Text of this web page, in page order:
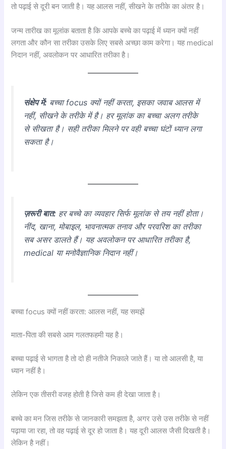
तो पढ़ाई से दूरी बन जाती है। यह आलस नहीं, सीखने के तरीके का अंतर है।
जन्म तारीख का मूलांक बताता है कि आपके बच्चे का पढ़ाई में ध्यान क्यों नहीं
लगता और कौन सा तरीका उसके लिए सबसे अच्छा काम करेगा। यह medical
निदान नहीं, अवलोकन पर आधारित तरीका है।
संक्षेप में: बच्चा focus क्यों नहीं करता, इसका जवाब आलस में
नहीं, सीखने के तरीके में है। हर मूलांक का बच्चा अलग तरीके
से सीखता है। सही तरीका मिलने पर वही बच्चा घंटों ध्यान लगा
सकता है।
ज़रूरी बात: हर बच्चे का व्यवहार सिर्फ मूलांक से तय नहीं होता।
नींद, खाना, मोबाइल, भावनात्मक तनाव और परवरिश का तरीका
सब असर डालते हैं। यह अवलोकन पर आधारित तरीका है,
medical या मनोवैज्ञानिक निदान नहीं।
बच्चा focus क्यों नहीं करता: आलस नहीं, यह समझें
माता-पिता की सबसे आम गलतफहमी यह है।
बच्चा पढ़ाई से भागता है तो दो ही नतीजे निकाले जाते हैं। या तो आलसी है, या
ध्यान नहीं है।
लेकिन एक तीसरी वजह होती है जिसे कम ही देखा जाता है।
बच्चे का मन जिस तरीके से जानकारी समझता है, अगर उसे उस तरीके से नहीं
पढ़ाया जा रहा, तो वह पढ़ाई से दूर हो जाता है। यह दूरी आलस जैसी दिखती है।
लेकिन है नहीं।